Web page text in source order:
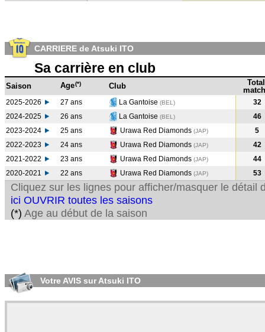
CARRIERE de Atsuki ITO
Sa carrière en club
Saison Age(*) Club
Total
2025-2026 27 ans La Gantoise (BEL)
32
2024-2025
26 ans La Gantoise (BEL )
46
2023-2024
25 ans Urawa Red Diamonds (JAP)
5
2022-2023
24 ans Urawa Red Diamonds (JAP)
42
2021-2022
23 ans Urawa Red Diamonds (JAP)
44
2020-2021
22 ans Urawa Red Diamonds (JAP) 53
Cliquez sur les lignes pour afficher/masquer le détail
ici OUVRIR toutes les saisons
(*) Age au début de la saison
Votre AVIS sur Atsuki ITO